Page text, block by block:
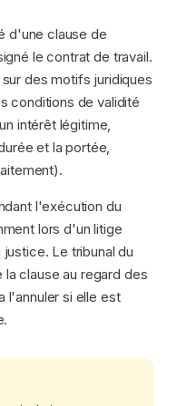
d'une clause de
le contrat de travail.
des motifs juridiques
conditions de validité
intérêt légitime,
et la portée,
l'exécution du
lors d'un litige
Le tribunal du
clause au regard des
l'annuler si elle est